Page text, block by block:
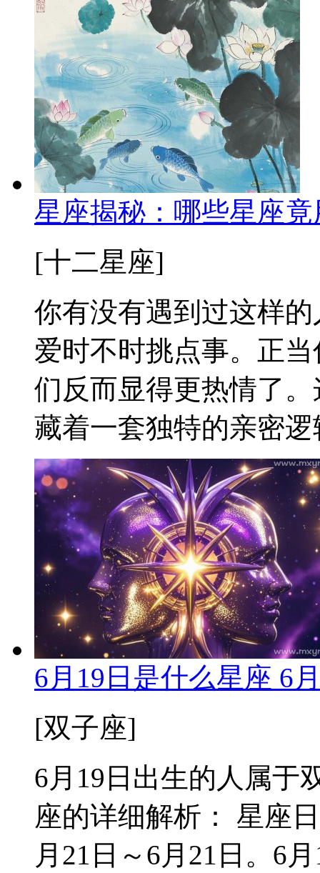
星座揭秘：哪些星座
[十二星座]
你有没有遇到过这样
爱时不时挑点事。正
们反而显得更热情了
藏着一套独特的亲密
6月19日是什么星座 6
[双子座]
6月19日出生的人属于
座的详细解析： 星座
月21日～6月21日。6